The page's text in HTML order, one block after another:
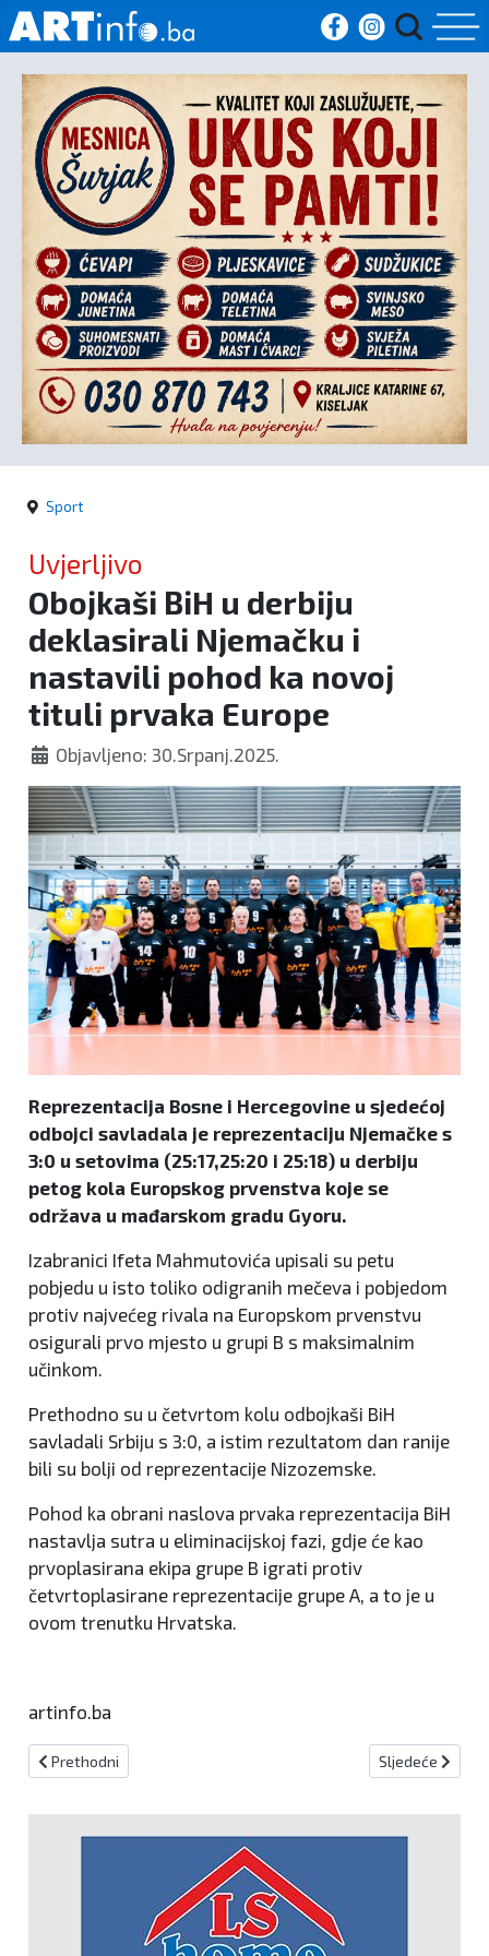
Početna
Vijesti
Sport
Kultura
Crna
kronika
Politika
Sport
Uvjerljivo
Obojkaši BiH u derbiju
deklasirali Njemačku i
nastavili pohod ka novoj
tituli prvaka Europe
Objavljeno: 30.Srpanj.2025.
Reprezentacija Bosne i Hercegovine u sjedećoj
odbojci savladala je reprezentaciju Njemačke s
3:0 u setovima (25:17,25:20 i 25:18) u derbiju
petog kola Europskog prvenstva koje se
održava u mađarskom gradu Gyoru.
Izabranici Ifeta Mahmutovića upisali su petu
pobjedu u isto toliko odigranih mečeva i pobjedom
protiv najvećeg rivala na Europskom prvenstvu
osigurali prvo mjesto u grupi B s maksimalnim
učinkom.
Prethodno su u četvrtom kolu odbojkaši BiH
savladali Srbiju s 3:0, a istim rezultatom dan ranije
bili su bolji od reprezentacije Nizozemske.
Pohod ka obrani naslova prvaka reprezentacija BiH
nastavlja sutra u eliminacijskoj fazi, gdje će kao
prvoplasirana ekipa grupe B igrati protiv
četvrtoplasirane reprezentacije grupe A, a to je u
ovom trenutku Hrvatska.
artinfo.ba
Prethodni članak: Sarajevo večeras protiv Craiove traži plasman
Prethodni Sljedeći
Sljedeće